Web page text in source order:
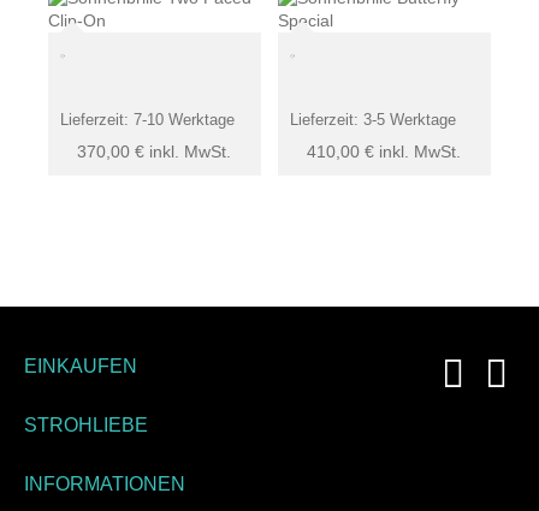
370,00 € inkl. MwSt.
Lieferzeit: 7-10 Werktage
410,00€ inkl. MwSt.
Lieferzeit:3-5 Werktage
EINKAUFEN
STROHLIEBE
INFORMATIONEN